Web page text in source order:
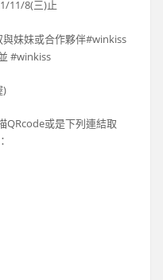
11/8(三)止
妹妹或合作夥伴#winkiss
#winkiss
)
QRcode或是下列連結取